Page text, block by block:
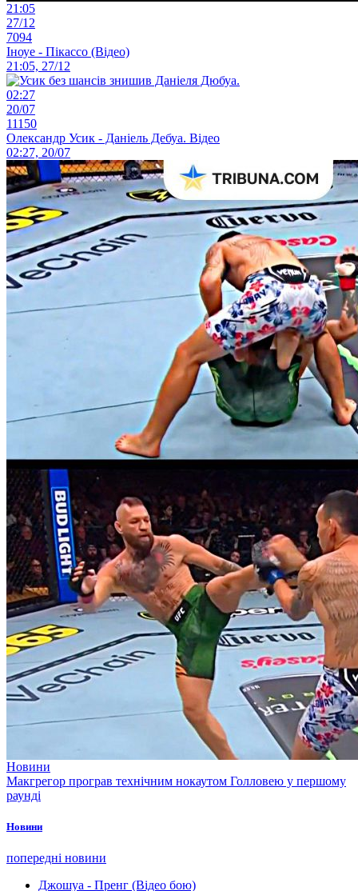
21:05
27/12
7094
Іноуе - Пікассо (Відео)
21:05, 27/12
02:27
20/07
11150
Олександр Усик - Даніель Дебуа. Відео
02:27, 20/07
Новини
Макгрегор програв технічним нокаутом Голловею у першому
раунді
Новини
попередні новини
Джошуа - Пренг (Відео бою)